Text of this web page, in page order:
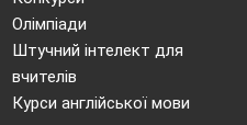
Олімпіади
Штучний інтелект для
вчителів
Курси англійської мови